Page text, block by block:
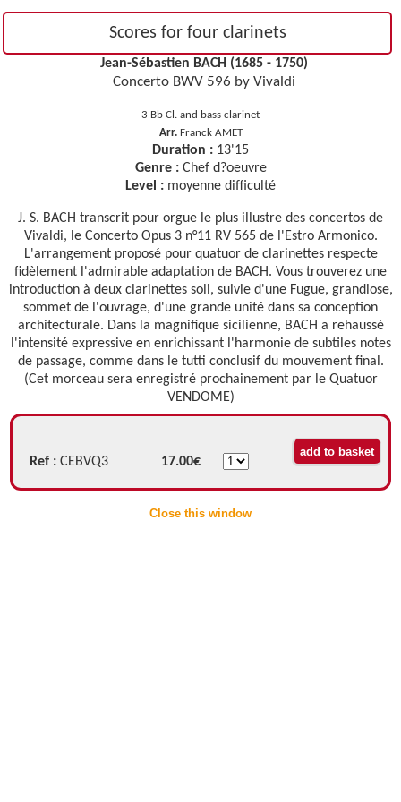
Scores for four clarinets
Jean-Sébastien BACH (1685 - 1750)
Concerto BWV 596 by Vivaldi
3 Bb Cl. and bass clarinet
Arr.Franck AMET
Duration : 13'15
Genre : Chef d?oeuvre
Level : moyenne difficulté
J. S. BACH transcrit pour orgue le plus illustre des concertos de
Vivaldi, le Concerto Opus 3 n°11 RV 565 de l'Estro Armonico.
L'arrangement proposé pour quatuor de clarinettes respecte
fidèlement l'admirable adaptation de BACH. Vous trouverez une
introduction à deux clarinettes soli, suivie d'une Fugue, grandiose,
sommet de l'ouvrage, d'une grande unité dans sa conception
architecturale. Dans la magnifique sicilienne, BACH a rehaussé
l'intensité expressive en enrichissant l'harmonie de subtiles notes
de passage, comme dans le tutti conclusif du mouvement final.
(Cet morceau sera enregistré prochainement par le Quatuor
VENDOME)
Ref : CEBVQ3 17.00€
Close this window